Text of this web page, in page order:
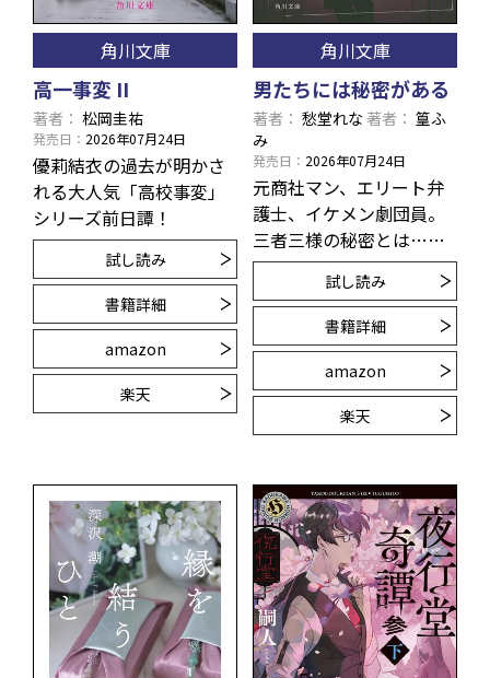
角川文庫
高一事変 II
著者 松岡圭祐
発売日 2026年07月24日
優莉結衣の過去が明かさ
れる大人気「高校事変」
シリーズ前日譚！
試し読み
書籍詳細
amazon
楽天
角川文庫
男たちには秘密がある
著者 愁堂れな 著者
篁ふ
み
発売日 2026年07月24日
元商社マン、エリート弁
護士、イケメン劇団員。
三者三様の秘密とは……
試し読み
書籍詳細
amazon
楽天